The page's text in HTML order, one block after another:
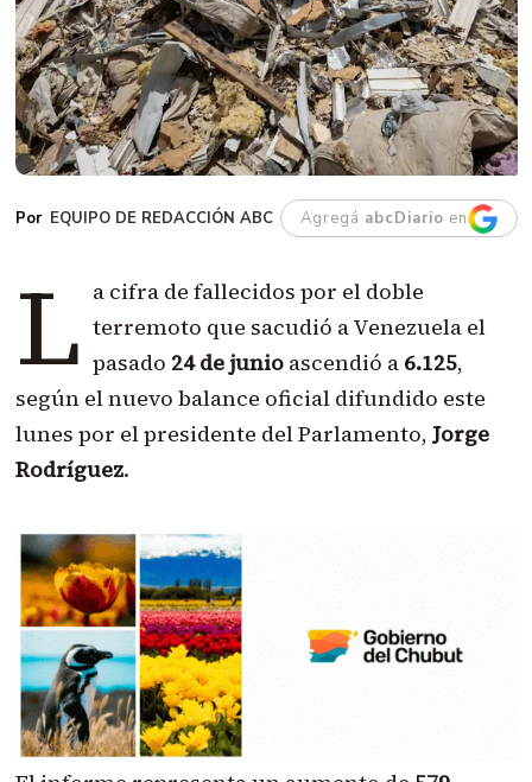
EQUIPO DE REDACCIÓN ABC Agregá abcDiario en
L a cifra de fallecidos por el doble
terremoto que sacudió a Venezuela el
pasado 24 de junioascendió a 6.125,
según el nuevo balance oficial difundido este
lunes por el presidente del Parlamento, Jorge
Rodríguez.